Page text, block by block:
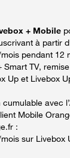
+ Mobile
à partir
pendant 12
TV,
Up et Livebox
cumulable avec
Mobile
:
sur Livebox